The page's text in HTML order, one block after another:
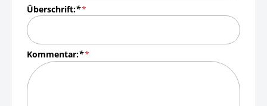
Überschrift:*
Kommentar:*